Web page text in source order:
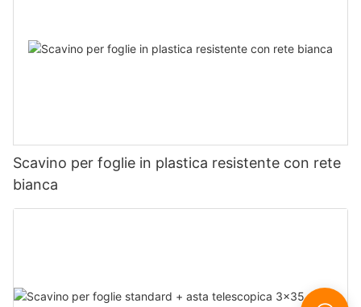
Scavino per foglie in plastica resistente con rete
bianca